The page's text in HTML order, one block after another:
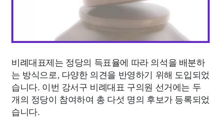
비례대표제는 정당의 득표율에 따라 의석을 배분하
는 방식으로, 다양한 의견을 반영하기 위해 도입되었
습니다. 이번 강서구 비례대표 구의원 선거에는 두
개의 정당이 참여하여 총 다섯 명의 후보가 등록되었
습니다.